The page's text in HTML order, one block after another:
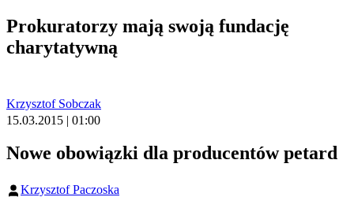
Prokuratorzy mają swoją fundację
charytatywną
Krzysztof Sobczak
15.03.2015 | 01:00
Nowe obowiązki dla producentów petard
Krzysztof Paczoska